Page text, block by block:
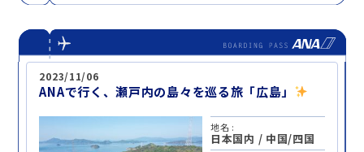
2023/11/06
ANAで行く、瀬戸内の島々を巡る旅「広島」
地名 :
日本国内 / 中国/四国